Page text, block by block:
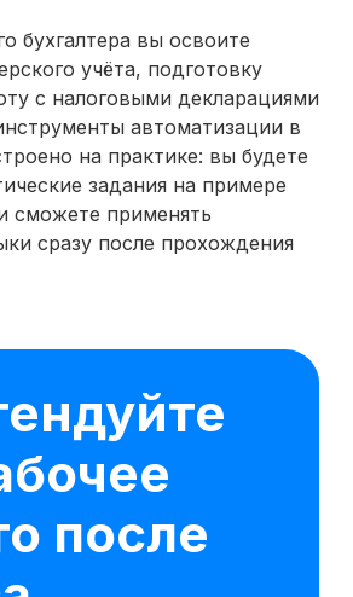
бухгалтера вы освоите
учёта, подготовку
с налоговыми декларациями
автоматизации в
на практике: вы будете
задания на примере
сможете применять
сразу после прохождения
вакансий на
данным HH.ru
с опытом